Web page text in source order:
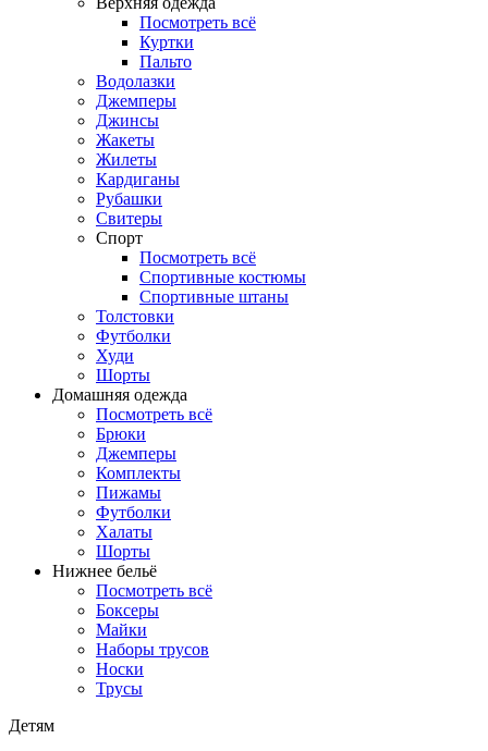
Посмотреть всё
Куртки
Пальто
Водолазки
Джемперы
Джинсы
Жакеты
Жилеты
Кардиганы
Рубашки
Свитеры
Спорт
Посмотреть всё
Спортивные костюмы
Спортивные штаны
Толстовки
Футболки
Худи
Шорты
Домашняя одежда
Посмотреть всё
Брюки
Джемперы
Комплекты
Пижамы
Футболки
Халаты
Шорты
Нижнее бельё
Посмотреть всё
Боксеры
Майки
Наборы трусов
Носки
Трусы
Детям